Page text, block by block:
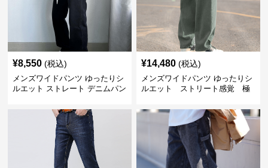
¥8,550 (税込)
メンズワイドパンツ ゆったりシ
ルエット ストレート デニムパン
¥14,480 (税込)
メンズワイドパンツ ゆったりシ
ルエット ストリート感覚 極